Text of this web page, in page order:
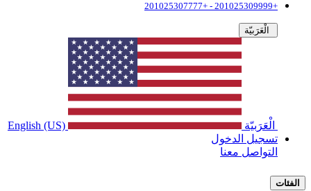
+201025309999 - +201025307777
الْعَرَبيّة
الْعَرَبيّة
English (US)
تسجيل الدخول
التواصل معنا
الفئات